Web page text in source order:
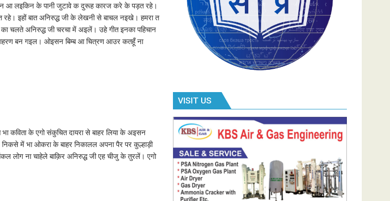
आ लइकिन के पानी जुटावे क दुरूह कारज करे के पड़त रहे।
इहों बात अनिरुद्ध जी के लेखनी से बाचल नइखे। हमरा त
चलते अनिरुद्ध जी चरचा में अइलें। उहे गीत इनका पहिचान
बन गइल। ओइसन बिम्ब आ चित्रण आउर कतहूँ ना
कविता के एगो संकुचित दायरा से बाहर लिया के अइसन
में भा ओकरा के बाहर निकालल अपना पैर पर कुल्हाड़ी
लोग ना चाहेले बाक़िर अनिरुद्ध जी एह चीजु के तुरलें। एगो
VISIT US